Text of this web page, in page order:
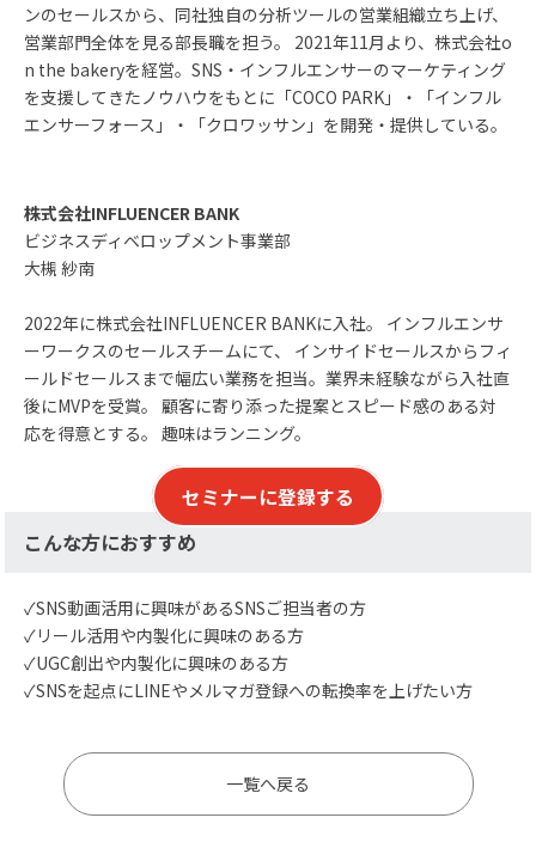
ンのセールスから、同社独自の分析ツールの営業組織立ち上げ、
営業部門全体を見る部長職を担う。 2021年11月より、株式会社o
n the bakeryを経営。SNS・インフルエンサーのマーケティング
を支援してきたノウハウをもとに「COCO PARK」・「インフル
エンサーフォース」・「クロワッサン」を開発・提供している。
株式会社INFLUENCER BANK
ビジネスディベロップメント事業部
大槻 紗南
2022年に株式会社INFLUENCER BANKに入社。 インフルエンサ
ーワークスのセールスチームにて、 インサイドセールスからフィ
ールドセールスまで幅広い業務を担当。業界未経験ながら入社直
後にMVPを受賞。 顧客に寄り添った提案とスピード感のある対
応を得意とする。 趣味はランニング。
セミナーに登録する
こんな方におすすめ
✓SNS動画活用に興味があるSNSご担当者の方​
✓リール活用や内製化に興味のある方
✓UGC創出や内製化に興味のある方
✓SNSを起点にLINEやメルマガ登録への転換率を上げたい方
一覧へ戻る